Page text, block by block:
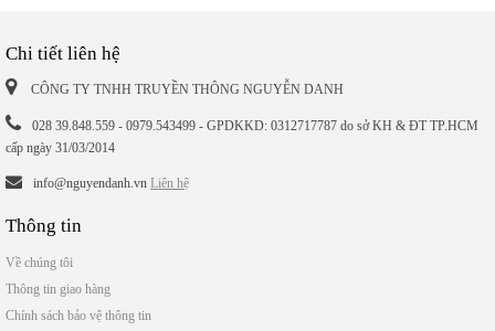
Chi tiết liên hệ
CÔNG TY TNHH TRUYỀN THÔNG NGUYỄN DANH
028 39.848.559 - 0979.543499 - GPDKKD: 0312717787 do sở KH & ĐT TP.HCM
cấp ngày 31/03/2014
info@nguyendanh.vn Liên hệ
Thông tin
Về chúng tôi
Thông tin giao hàng
Chính sách bảo vệ thông tin